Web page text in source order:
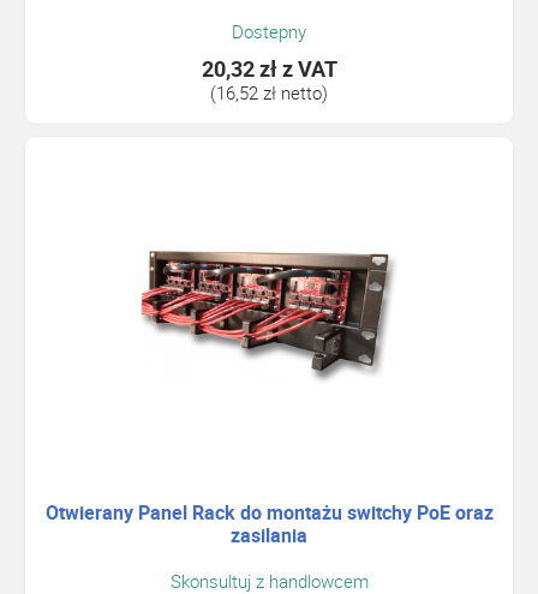
Dostepny
20,32 złz VAT
(16,52 zł netto)
Otwierany Panel Rack do montażu switchy PoE oraz
zasilania
Skonsultuj z handlowcem